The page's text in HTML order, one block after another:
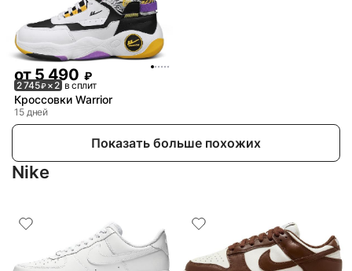
от5 490 ₽
2 745₽× 2 в сплит
Кроссовки Warrior
15 дней
Показать больше похожих
Nike